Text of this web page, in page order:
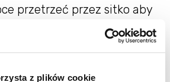
z plików cookie
przetrzeć przez sitko aby
we wrzątku, wymieszać z